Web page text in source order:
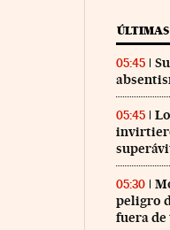
05:45
05:45
05:30
peligro
fuera